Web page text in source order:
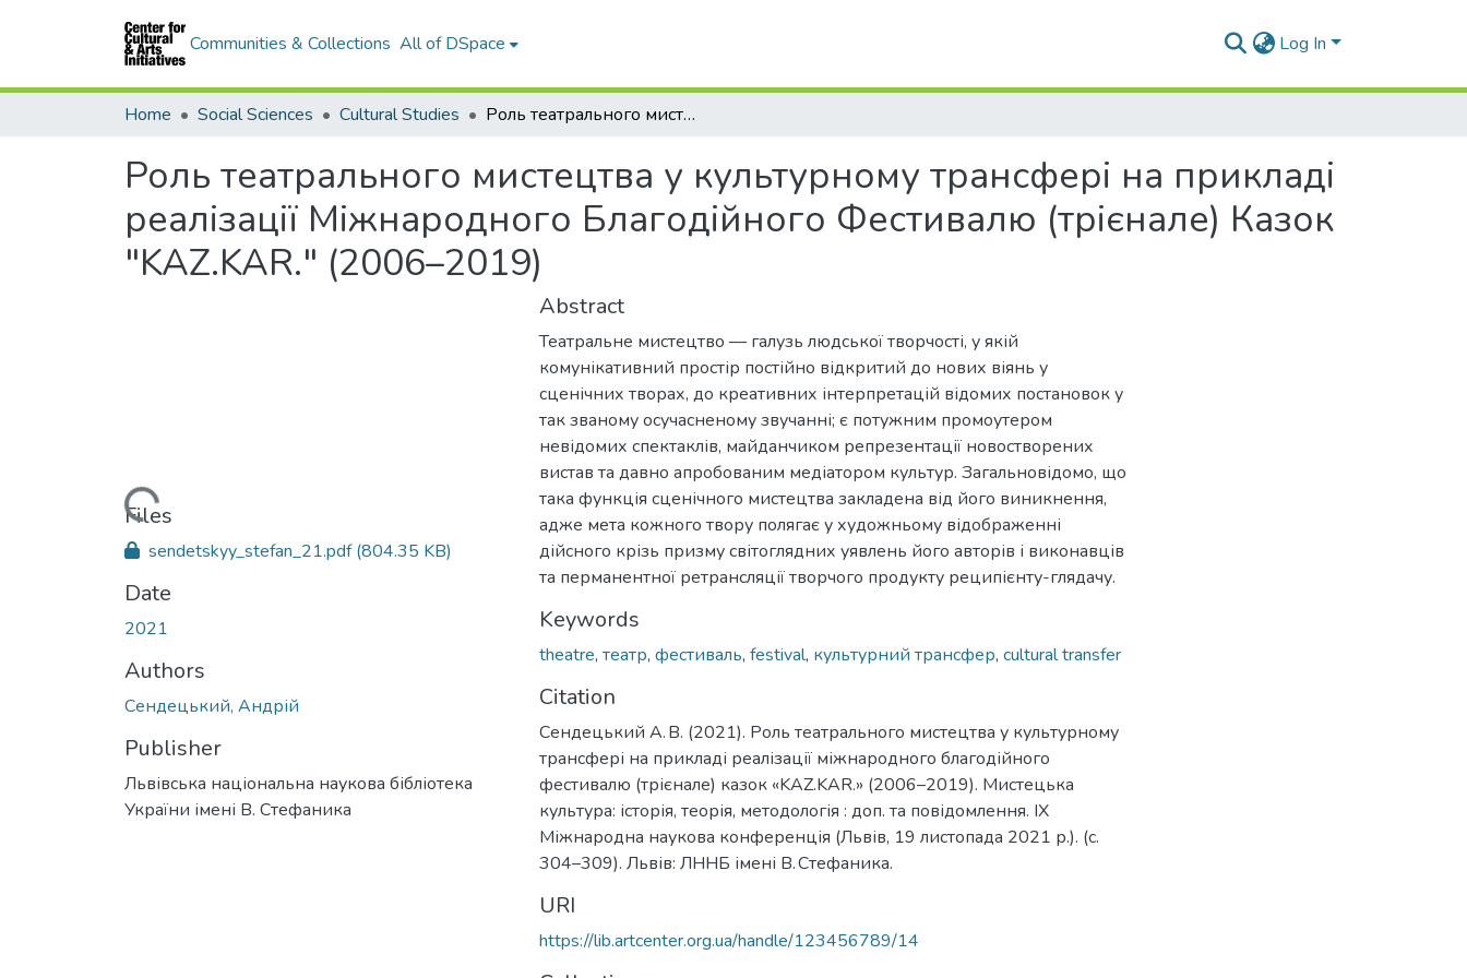
Communities & Collections All of DSpace Log In
Home Social Sciences Cultural Studies Роль театрального мистецтва у культурному трансфері на прикладі реалізації Міжнародного Благодійного Фестивалю (трієнале) Казок "KAZ.KAR." (2006–2019)
Роль театрального мистецтва у культурному трансфері на прикладі
реалізації Міжнародного Благодійного Фестивалю (трієнале) Казок
"KAZ.KAR." (2006–2019)
Loading...
Files
sendetskyy_stefan_21.pdf(804.35 KB)
Date
2021
Authors
Сендецький, Андрій
Publisher
Львівська національна наукова бібліотека
України імені В. Стефаника
Abstract
Театральне мистецтво — галузь людської творчості, у якій
комунікативний простір постійно відкритий до нових віянь у
сценічних творах, до креативних інтерпретацій відомих постановок у
так званому осучасненому звучанні; є потужним промоутером
невідомих спектаклів, майданчиком репрезентації новостворених
вистав та давно апробованим медіатором культур. Загальновідомо, що
така функція сценічного мистецтва закладена від його виникнення,
адже мета кожного твору полягає у художньому відображенні
дійсного крізь призму світоглядних уявлень його авторів і виконавців
та перманентної ретрансляції творчого продукту реципієнту-глядачу.
Keywords
theatre, театр, фестиваль, festival, культурний трансфер, cultural transfer
Citation
Сендецький А. В. (2021). Роль театрального мистецтва у культурному
трансфері на прикладі реалізації міжнародного благодійного
фестивалю (трієнале) казок «KAZ.KAR.» (2006–2019). Мистецька
культура: історія, теорія, методологія : доп. та повідомлення. ІХ
Міжнародна наукова конференція (Львів, 19 листопада 2021 р.). (с.
304–309). Львів: ЛННБ імені В. Стефаника.
URI
https://lib.artcenter.org.ua/handle/123456789/14